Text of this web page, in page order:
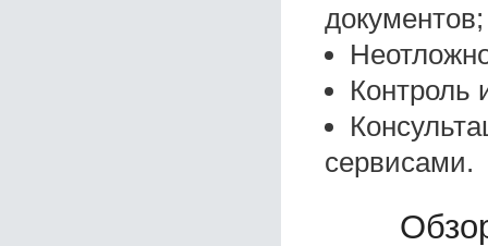
документов;
Контроль
сервисами.